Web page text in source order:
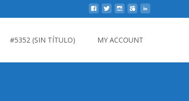
#5352 (SIN TÍTULO) MY ACCOUNT